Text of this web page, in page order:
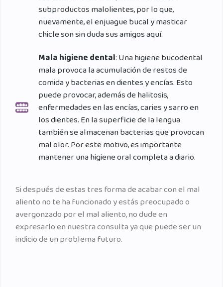
subproductos malolientes, por lo que,
nuevamente, el enjuague bucal y masticar
chicle son sin duda sus amigos aquí.
Mala higiene dental: Una higiene bucodental
mala provoca la acumulación de restos de
comida y bacterias en dientes y encías. Esto
puede provocar, además de halitosis,
enfermedades en las encías, caries y sarro en
los dientes. En la superficie de la lengua
también se almacenan bacterias que provocan
mal olor. Por este motivo, es importante
mantener una higiene oral completa a diario.
Si después de estas tres forma de acabar con el mal
aliento no te ha funcionado y estás preocupado o
avergonzado por el mal aliento, no dude en
expresarlo en nuestra consulta ya que puede ser un
indicio de un problema futuro.